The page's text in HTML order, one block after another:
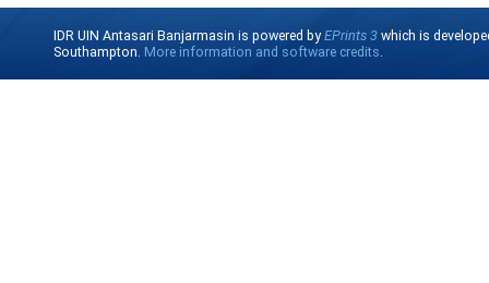
IDR UIN Antasari Banjarmasin is powered byEPrints 3 which is
Southampton. More information and software credits.